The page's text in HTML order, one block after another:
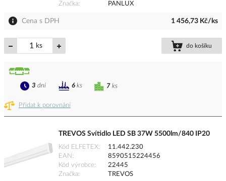
Značka
PANLUX
Cena s DPH 1 456,73 Kč/ks
ks do košíku
Přidat k porovnání
7 ks
3 dní 6 ks
TREVOS Svítidlo LED SB 37W 5500lm/840 IP20
Kód ELFETEX
11.442.230
EAN
8590515224456
Kód výrobce
22445
Značka
TREVOS